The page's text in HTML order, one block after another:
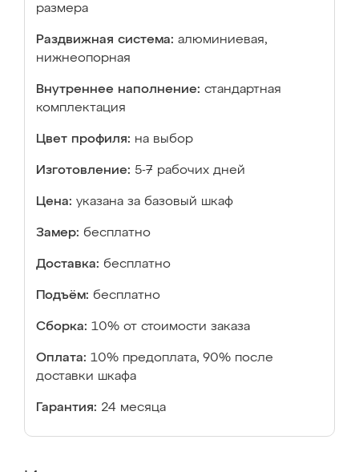
размера
Раздвижная система: алюминиевая,
нижнеопорная
Внутреннее наполнение: стандартная
комплектация
Цвет профиля: на выбор
Изготовление: 5-7 рабочих дней
Цена: указана за базовый шкаф
Замер: бесплатно
Доставка: бесплатно
Подъём: бесплатно
Сборка: 10% от стоимости заказа
Оплата: 10% предоплата, 90% после
доставки шкафа
Гарантия: 24 месяца